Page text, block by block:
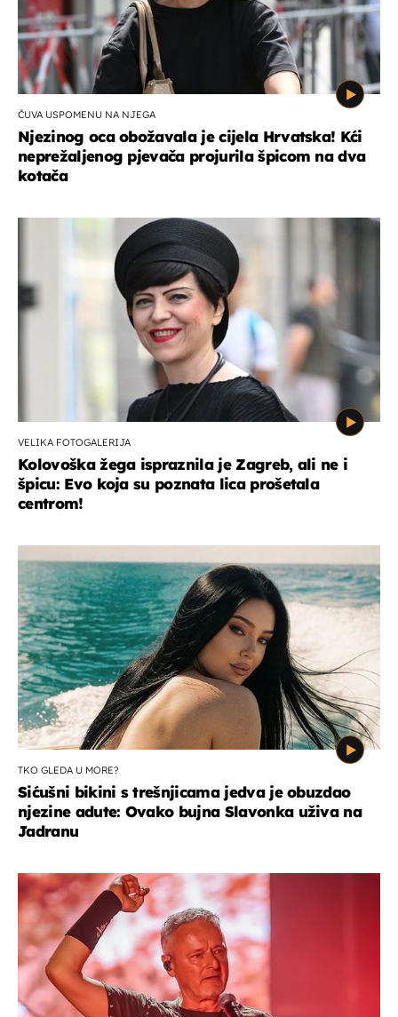
ČUVA USPOMENU NA NJEGA
Njezinog oca obožavala je cijela Hrvatska! Kći
neprežaljenog pjevača projurila špicom na dva
kotača
VELIKA FOTOGALERIJA
Kolovoška žega ispraznila je Zagreb, ali ne i
špicu: Evo koja su poznata lica prošetala
centrom!
TKO GLEDA U MORE?
Sićušni bikini s trešnjicama jedva je obuzdao
njezine adute: Ovako bujna Slavonka uživa na
Jadranu